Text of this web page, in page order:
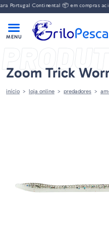
Continental 📦 em compras acima
Zoom Trick
início loja online predadores